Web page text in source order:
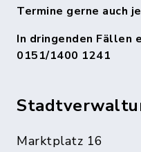
Termine gerne auch
In dringenden Fällen
0151/1400 1241
Marktplatz 16